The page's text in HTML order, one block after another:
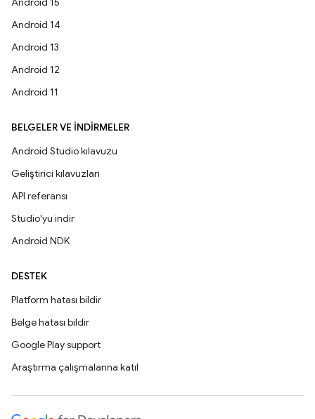
Android 14
Android 13
Android 12
Android 11
BELGELER VE İNDIRMELER
Android Studio kılavuzu
Geliştirici kılavuzları
API referansı
Studio'yu indir
Android NDK
DESTEK
Platform hatası bildir
Belge hatası bildir
Google Play support
Araştırma çalışmalarına katıl